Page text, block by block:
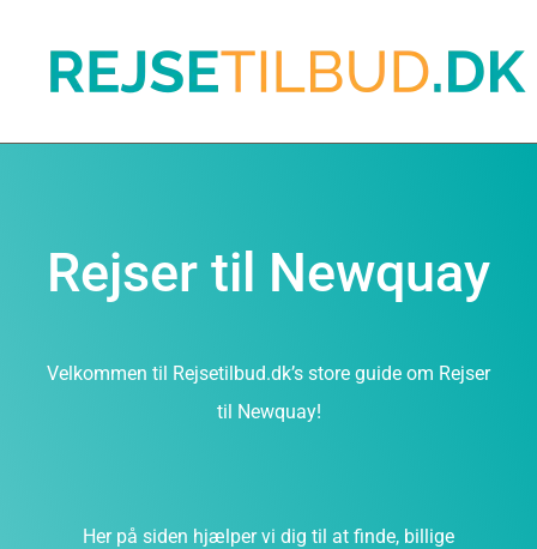
Rejser til Newquay
Velkommen til Rejsetilbud.dk’s store guide om Rejser
til Newquay!
Her på siden hjælper vi dig til at finde, billige